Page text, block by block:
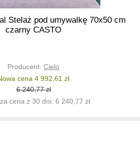
Stelaż pod umywalkę 70x50 cm
czarny CASTO
Producent:Cielo
cena 4 992,61 zł
6 240,77 zł
cena z 30 dni: 6 240,77 zł